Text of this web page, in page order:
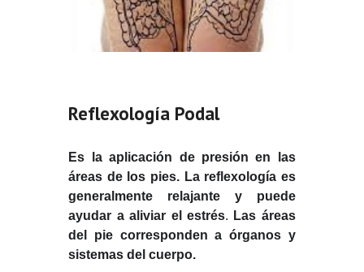
Reflexología Podal
Es la aplicación de presión en las
áreas de los pies. La reflexología es
generalmente relajante y puede
ayudar a aliviar el estrés. Las áreas
del pie corresponden a órganos y
sistemas del cuerpo.